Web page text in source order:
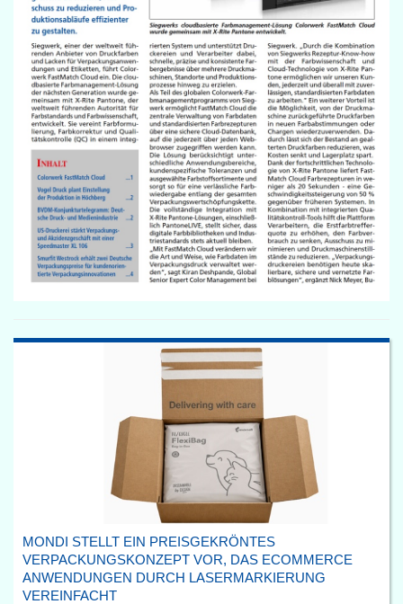
MONDI STELLT EIN PREISGEKRÖNTES
VERPACKUNGSKONZEPT VOR, DAS ECOMMERCE
ANWENDUNGEN DURCH LASERMARKIERUNG
VEREINFACHT